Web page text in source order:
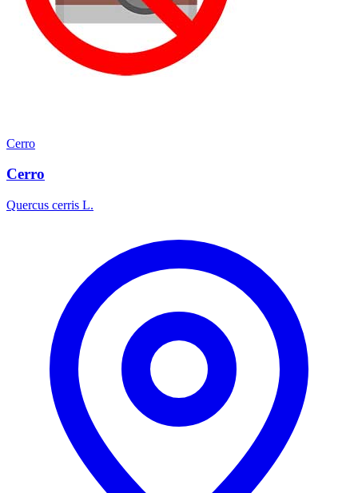
Cerro
Cerro
Quercus cerris L.